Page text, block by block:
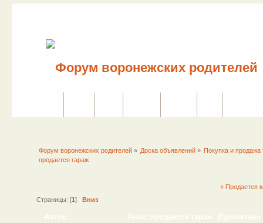
Форум воронежских родителей» Доска объявлений » Покупка и
продается гараж
« Продается
Страницы: [1 ] Вниз
Автор Тема: продается гараж (Прочитано